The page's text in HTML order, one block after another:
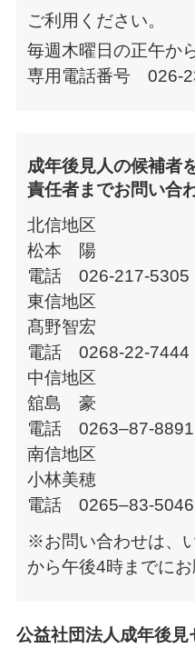
ご利用ください。
毎週木曜日の正午か
専用電話番号 026-
成年後見人の候補者
責任者までお問い合
北信地区
松本 陽
電話 026-217-5305
東信地区
髙野智宏
電話 0268-22-7444
中信地区
舘島 豪
電話 0263–87-8891
南信地区
小林美穂
電話 0265–83-5046
※お問い合わせは、
から午後4時までにお
公益社団法人成年後